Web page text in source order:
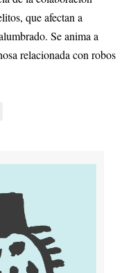
que afectan a
Se anima a
relacionada con robos